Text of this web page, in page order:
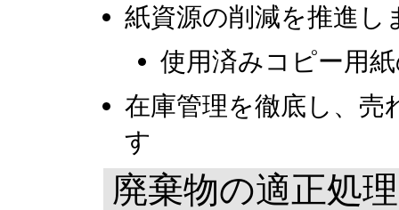
紙資源の削減を推進し
使用済みコピー用
在庫管理を徹底し、売
す
廃棄物の適正処理